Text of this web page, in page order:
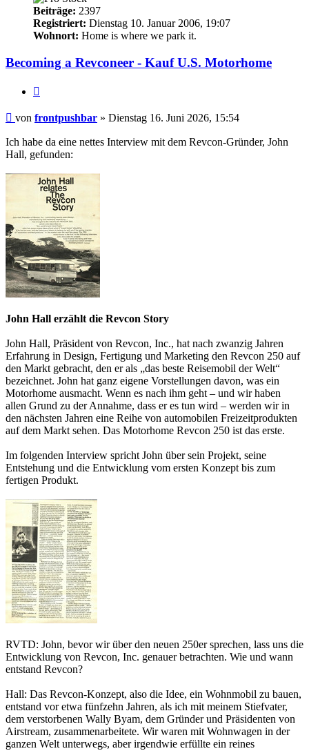
Beiträge: 2397
Registriert: Dienstag 10. Januar 2006, 19:07
Wohnort: Home is where we park it.
Becoming a Revconeer - Kauf U.S. Motorhome
Beitrag
von frontpushbar » Dienstag 16. Juni 2026, 15:54
Ich habe da eine nettes Interview mit dem Revcon-Gründer, John
Hall, gefunden:
John Hall erzählt die Revcon Story
John Hall, Präsident von Revcon, Inc., hat nach zwanzig Jahren
Erfahrung in Design, Fertigung und Marketing den Revcon 250 auf
den Markt gebracht, den er als „das beste Reisemobil der Welt“
bezeichnet. John hat ganz eigene Vorstellungen davon, was ein
Motorhome ausmacht. Wenn es nach ihm geht – und wir haben
allen Grund zu der Annahme, dass er es tun wird – werden wir in
den nächsten Jahren eine Reihe von automobilen Freizeitprodukten
auf dem Markt sehen. Das Motorhome Revcon 250 ist das erste.
Im folgenden Interview spricht John über sein Projekt, seine
Entstehung und die Entwicklung vom ersten Konzept bis zum
fertigen Produkt.
RVTD: John, bevor wir über den neuen 250er sprechen, lass uns die
Entwicklung von Revcon, Inc. genauer betrachten. Wie und wann
entstand Revcon?
Hall: Das Revcon-Konzept, also die Idee, ein Wohnmobil zu bauen,
entstand vor etwa fünfzehn Jahren, als ich mit meinem Stiefvater,
dem verstorbenen Wally Byam, dem Gründer und Präsidenten von
Airstream, zusammenarbeitete. Wir waren mit Wohnwagen in der
ganzen Welt unterwegs, aber irgendwie erfüllte ein reines